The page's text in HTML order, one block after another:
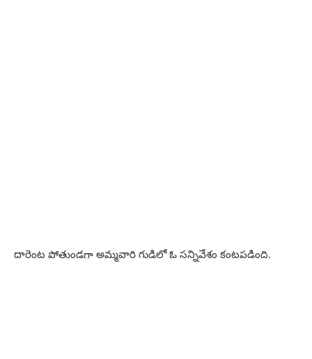
దారెంట పోతుండగా అమ్మవారి గుడిలో ఓ సన్నివేశం కంటపడింది.